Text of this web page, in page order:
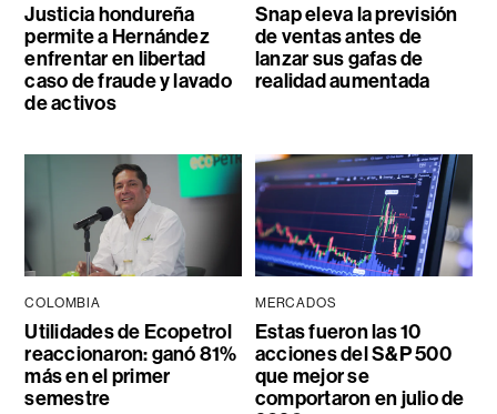
Justicia hondureña
permite a Hernández
enfrentar en libertad
caso de fraude y lavado
de activos
Snap eleva la previsión
de ventas antes de
lanzar sus gafas de
realidad aumentada
COLOMBIA
Utilidades de Ecopetrol
reaccionaron: ganó 81%
más en el primer
semestre
MERCADOS
Estas fueron las 10
acciones del S&P 500
que mejor se
comportaron en julio de